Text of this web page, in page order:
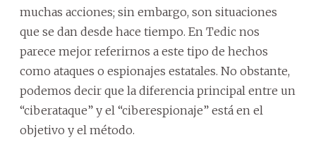
muchas acciones; sin embargo, son situaciones
que se dan desde hace tiempo. En Tedic nos
parece mejor referirnos a este tipo de hechos
como ataques o espionajes estatales. No obstante,
podemos decir que la diferencia principal entre un
“ciberataque” y el “ciberespionaje” está en el
objetivo y el método.